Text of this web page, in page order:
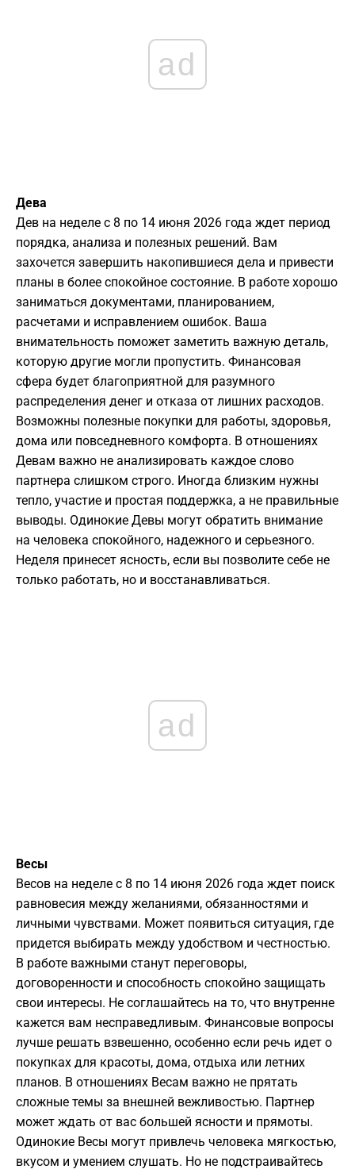
ad
Дева
Дев на неделе с 8 по 14 июня 2026 года ждет период
порядка, анализа и полезных решений. Вам
захочется завершить накопившиеся дела и привести
планы в более спокойное состояние. В работе хорошо
заниматься документами, планированием,
расчетами и исправлением ошибок. Ваша
внимательность поможет заметить важную деталь,
которую другие могли пропустить. Финансовая
сфера будет благоприятной для разумного
распределения денег и отказа от лишних расходов.
Возможны полезные покупки для работы, здоровья,
дома или повседневного комфорта. В отношениях
Девам важно не анализировать каждое слово
партнера слишком строго. Иногда близким нужны
тепло, участие и простая поддержка, а не правильные
выводы. Одинокие Девы могут обратить внимание
на человека спокойного, надежного и серьезного.
Неделя принесет ясность, если вы позволите себе не
только работать, но и восстанавливаться.
ad
Весы
Весов на неделе с 8 по 14 июня 2026 года ждет поиск
равновесия между желаниями, обязанностями и
личными чувствами. Может появиться ситуация, где
придется выбирать между удобством и честностью.
В работе важными станут переговоры,
договоренности и способность спокойно защищать
свои интересы. Не соглашайтесь на то, что внутренне
кажется вам несправедливым. Финансовые вопросы
лучше решать взвешенно, особенно если речь идет о
покупках для красоты, дома, отдыха или летних
планов. В отношениях Весам важно не прятать
сложные темы за внешней вежливостью. Партнер
может ждать от вас большей ясности и прямоты.
Одинокие Весы могут привлечь человека мягкостью,
вкусом и умением слушать. Но не подстраивайтесь